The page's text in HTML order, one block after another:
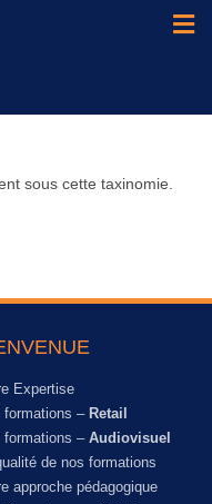
sous cette taxinomie.
Expertise
formations – Retail
formations – Audiovisuel
de nos formations
approche pédagogique